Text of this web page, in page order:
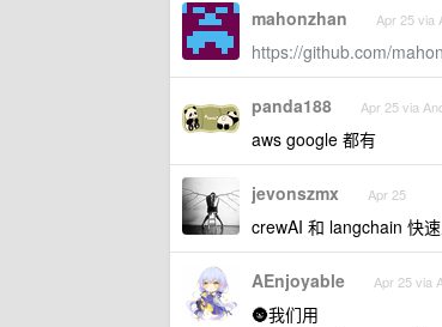
mahonzhan Apr 25 via
https://github.com/
panda188 Apr 25 via
aws google 都有
jevonszmx Apr 25
crewAI 和 langchain 快
AEnjoyable Apr 25 via
🌚我们用